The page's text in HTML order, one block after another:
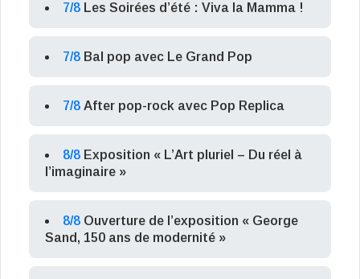
7/8 Les Soirées d’été : Viva la Mamma !
7/8 Bal pop avec Le Grand Pop
7/8 After pop-rock avec Pop Replica
8/8 Exposition « L’Art pluriel – Du réel à
l’imaginaire »
8/8 Ouverture de l’exposition « George
Sand, 150 ans de modernité »